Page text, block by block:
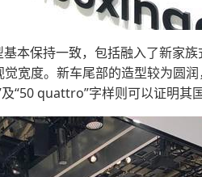
本保持一致，包括融入了新家
宽度。新车尾部的造型较为圆
及“50 quattro”字样则可以证明其